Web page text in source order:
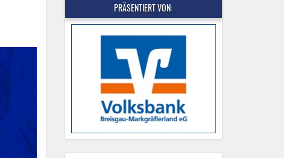
PRÄSENTIERT VON: